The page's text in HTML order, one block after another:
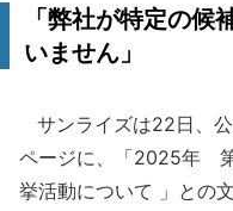
「弊社が特定の候
いません」
サンライズは22日、公
ページに、「2025年
挙活動について 」との